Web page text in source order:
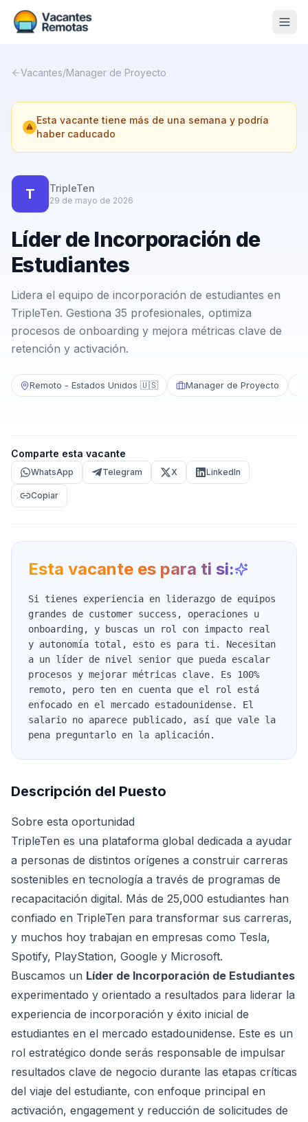
Nosotros
Contacto
Calculadora Freelance
Vacantes/Manager de Proyecto
Esta vacante tiene más de una semana y podría
haber caducado
T TripleTen
29 de mayo de 2026
Líder de Incorporación de
Estudiantes
Lidera el equipo de incorporación de estudiantes en
TripleTen. Gestiona 35 profesionales, optimiza
procesos de onboarding y mejora métricas clave de
retención y activación.
Remoto - Estados Unidos 🇺🇸 Manager de Proyecto
Comparte esta vacante
WhatsApp Telegram X LinkedIn
Copiar
Esta vacante es para ti si:
Si tienes experiencia en liderazgo de equipos
grandes de customer success, operaciones u
onboarding, y buscas un rol con impacto real
y autonomía total, esto es para ti. Necesitan
a un líder de nivel senior que pueda escalar
procesos y mejorar métricas clave. Es 100%
remoto, pero ten en cuenta que el rol está
enfocado en el mercado estadounidense. El
salario no aparece publicado, así que vale la
pena preguntarlo en la aplicación.
Descripción del Puesto
Sobre esta oportunidad
TripleTen es una plataforma global dedicada a ayudar
a personas de distintos orígenes a construir carreras
sostenibles en tecnología a través de programas de
recapacitación digital. Más de 25,000 estudiantes han
confiado en TripleTen para transformar sus carreras,
y muchos hoy trabajan en empresas como Tesla,
Spotify, PlayStation, Google y Microsoft.
Buscamos un Líder de Incorporación de Estudiantes
experimentado y orientado a resultados para liderar la
experiencia de incorporación y éxito inicial de
estudiantes en el mercado estadounidense. Este es un
rol estratégico donde serás responsable de impulsar
resultados clave de negocio durante las etapas críticas
del viaje del estudiante, con enfoque principal en
activación, engagement y reducción de solicitudes de